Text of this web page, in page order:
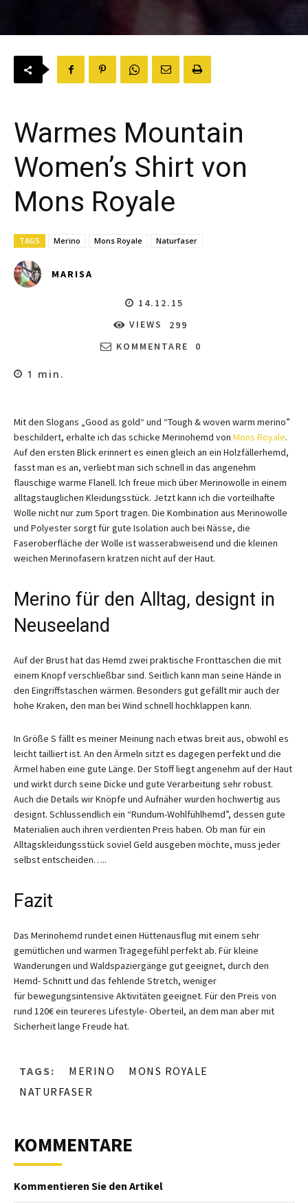
Warmes Mountain
Women’s Shirt von
Mons Royale
TAGS Merino Mons Royale Naturfaser
MARISA
14.12.15
VIEWS
299
KOMMENTARE
0
1 min.
Mit den Slogans „Good as gold“ und “Tough & woven warm merino”
beschildert, erhalte ich das schicke Merinohemd von Mons Royale.
Auf den ersten Blick erinnert es einen gleich an ein Holzfällerhemd,
fasst man es an, verliebt man sich schnell in das angenehm
flauschige warme Flanell. Ich freue mich über Merinowolle in einem
alltagstauglichen Kleidungsstück. Jetzt kann ich die vorteilhafte
Wolle nicht nur zum Sport tragen. Die Kombination aus Merinowolle
und Polyester sorgt für gute Isolation auch bei Nässe, die
Faseroberfläche der Wolle ist wasserabweisend und die kleinen
weichen Merinofasern kratzen nicht auf der Haut.
Merino für den Alltag, designt in
Neuseeland
Auf der Brust hat das Hemd zwei praktische Fronttaschen die mit
einem Knopf verschließbar sind. Seitlich kann man seine Hände in
den Eingriffstaschen wärmen. Besonders gut gefällt mir auch der
hohe Kraken, den man bei Wind schnell hochklappen kann.
In Größe S fällt es meiner Meinung nach etwas breit aus, obwohl es
leicht tailliert ist. An den Ärmeln sitzt es dagegen perfekt und die
Ärmel haben eine gute Länge. Der Stoff liegt angenehm auf der Haut
und wirkt durch seine Dicke und gute Verarbeitung sehr robust.
Auch die Details wir Knöpfe und Aufnäher wurden hochwertig aus
designt. Schlussendlich ein “Rundum-Wohlfühlhemd”, dessen gute
Materialien auch ihren verdienten Preis haben. Ob man für ein
Alltagskleidungsstück soviel Geld ausgeben möchte, muss jeder
selbst entscheiden…..
Fazit
Das Merinohemd rundet einen Hüttenausflug mit einem sehr
gemütlichen und warmen Tragegefühl perfekt ab. Für kleine
Wanderungen und Waldspaziergänge gut geeignet, durch den
Hemd- Schnitt und das fehlende Stretch, weniger
für bewegungsintensive Aktivitäten geeignet. Für den Preis von
rund 120€ ein teureres Lifestyle- Oberteil, an dem man aber mit
Sicherheit lange Freude hat.
TAGS: MERINO
MONS ROYALE
NATURFASER
KOMMENTARE
Kommentieren Sie den Artikel